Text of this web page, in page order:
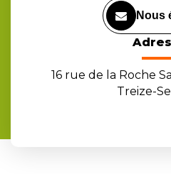
Nous
16 rue de la Roche
Treize-